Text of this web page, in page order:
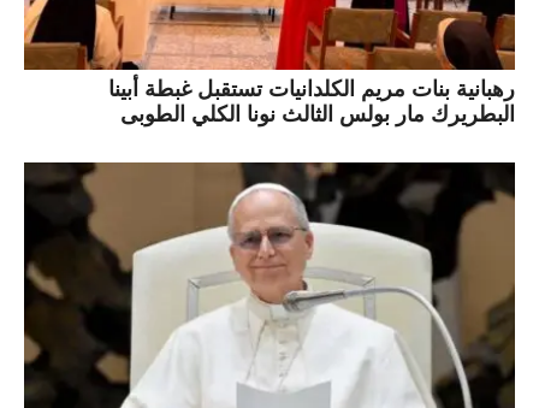
رهبانية بنات مريم الكلدانيات تستقبل غبطة أبينا
البطريرك مار بولس الثالث نونا الكلي الطوبى